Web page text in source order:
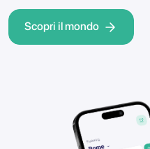
Scopri il mondo